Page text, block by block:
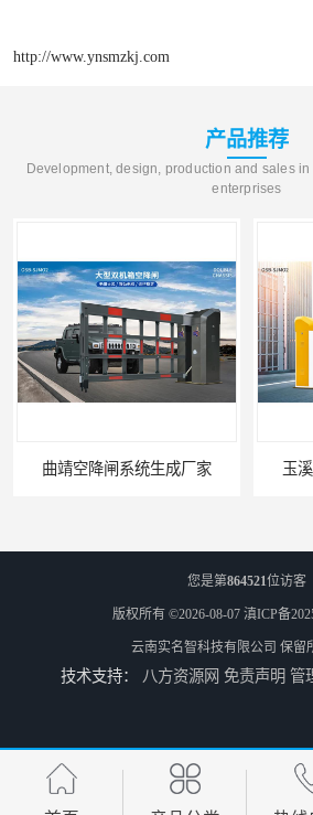
http://www.ynsmzkj.com
产品推荐
Development, design, production and sales
enterprises
曲靖空降闸系统生成厂家 玉
德宏工业闸门厂家
您是第864521位访客
版权所有 ©2026-08-07 滇ICP备
云南实名智科技有限公司 保留
技术支持： 八方资源网 免责声明 管